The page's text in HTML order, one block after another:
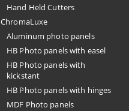
Hand Held Cutters
ChromaLuxe
Aluminum photo panels
HB Photo panels with easel
HB Photo panels with
kickstant
HB Photo panels with hinges
MDF Photo panels